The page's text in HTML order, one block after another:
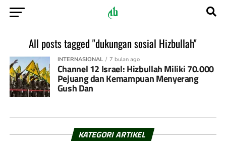
All posts tagged "dukungan sosial Hizbullah"
INTERNASIONAL 7 bulan ago
Channel 12 Israel: Hizbullah Miliki 70.000
Pejuang dan Kemampuan Menyerang
Gush Dan
KATEGORI ARTIKEL